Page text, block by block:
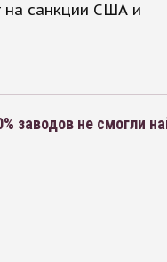
на санкции США и
заводов не смогли